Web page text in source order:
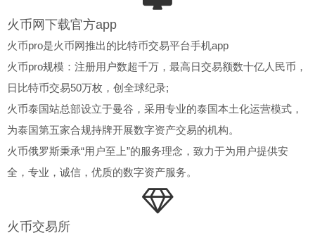
火币网下载官方app
火币pro是火币网推出的比特币交易平台手机app
火币pro规模：注册用户数超千万，最高日交易额数十亿人民币，
日比特币交易50万枚，创全球纪录;
火币泰国站总部设立于曼谷，采用专业的泰国本土化运营模式，
为泰国第五家合规持牌开展数字资产交易的机构。
火币俄罗斯秉承“用户至上”的服务理念，致力于为用户提供安
全，专业，诚信，优质的数字资产服务。
火币交易所